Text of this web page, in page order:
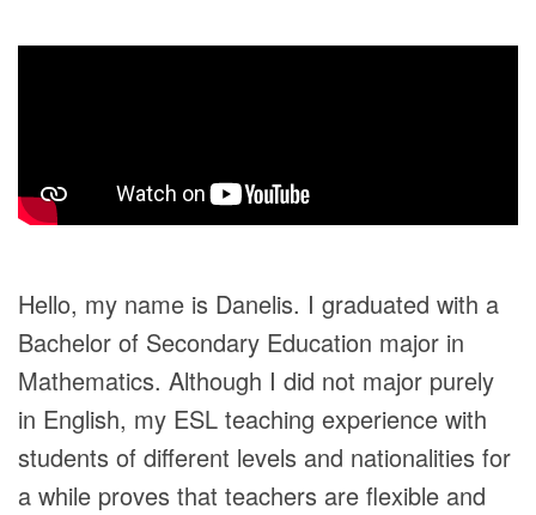
Hello, my name is Danelis. I graduated with a
Bachelor of Secondary Education major in
Mathematics. Although I did not major purely
in English, my ESL teaching experience with
students of different levels and nationalities for
a while proves that teachers are flexible and